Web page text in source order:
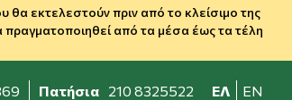
θα εκτελεστούν πριν από το κλείσιμο της
πραγματοποιηθεί από τα μέσα έως τα τέλη
Πατήσια 210 8325522 ΕΛ EN